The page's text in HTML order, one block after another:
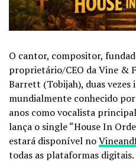
O cantor, compositor,
proprietário/CEO da Vine &
Barrett (Tobijah), duas vezes
mundialmente conhecido
anos como vocalista
lança o single “House In
estará disponível no
todas as plataformas digitais.